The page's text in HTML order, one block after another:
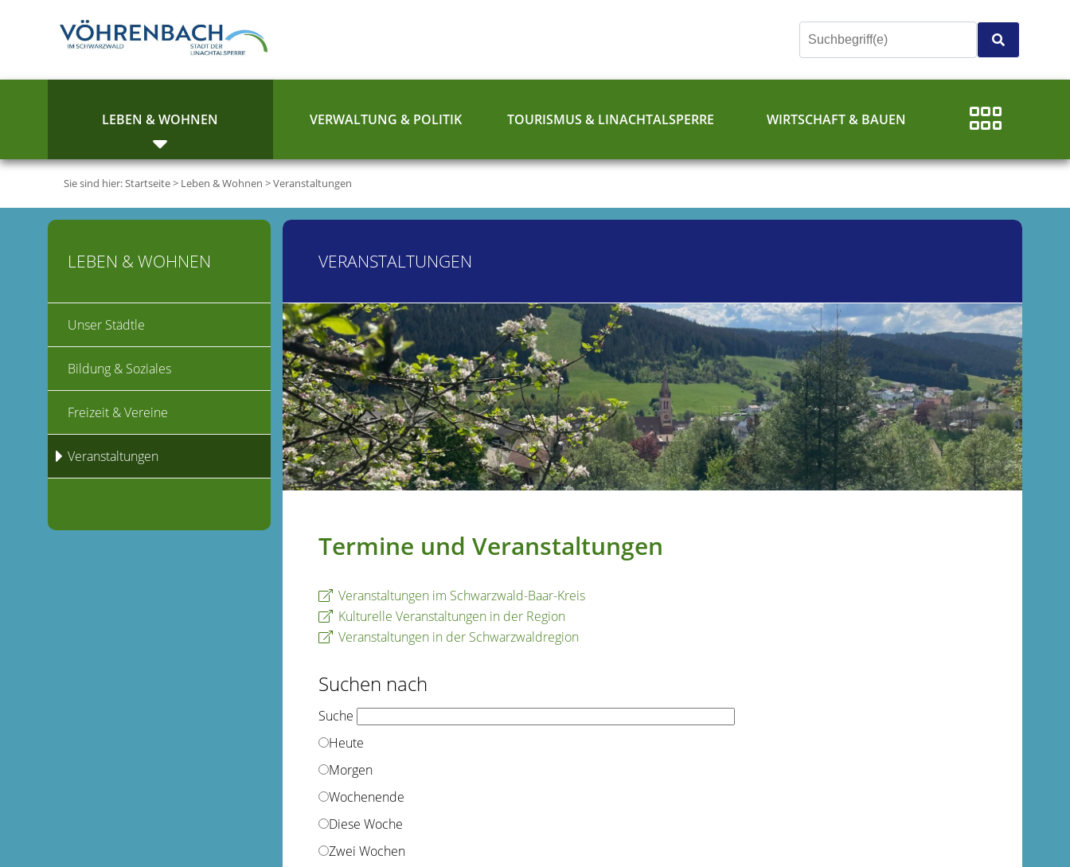
LEBEN & WOHNEN VERWALTUNG & POLITIK TOURISMUS & LINACHTALSPERRE WIRTSCHAFT & BAUEN
Sie sind hier:Startseite> Leben & Wohnen >Veranstaltungen
VERANSTALTUNGEN
Termine und Veranstaltungen
Veranstaltungen im Schwarzwald-Baar-Kreis
Kulturelle Veranstaltungen in der Region
Veranstaltungen in der Schwarzwaldregion
Suchen nach
Suche
Heute
Morgen
Wochenende
Diese Woche
Zwei Wochen
LEBEN & WOHNEN
Unser Städtle
Bildung & Soziales
Freizeit & Vereine
Veranstaltungen